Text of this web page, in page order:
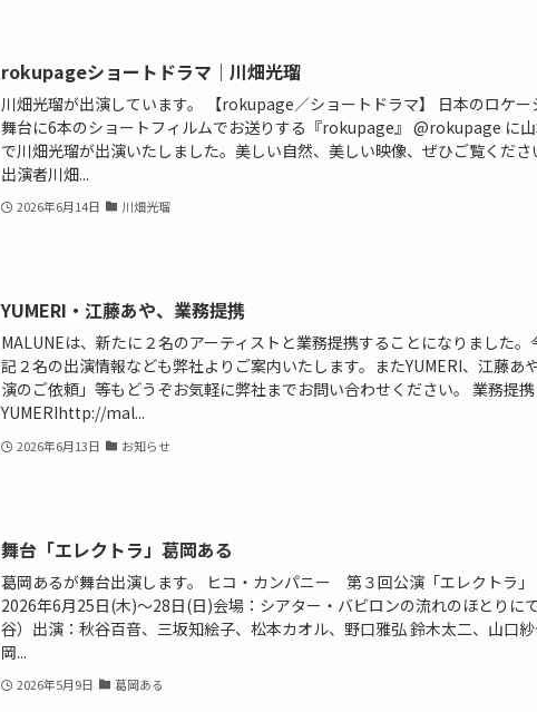
rokupageショートドラマ｜川畑光瑠
川畑光瑠が出演しています。 【rokupage／ショートドラマ】 日本のロケー
舞台に6本のショートフィルムでお送りする『rokupage』 @rokupage に
で川畑光瑠が出演いたしました。美しい自然、美しい映像、ぜひご覧くだ
出演者川畑...
2026年6月14日 川畑光瑠
YUMERI・江藤あや、業務提携
MALUNEは、新たに２名のアーティストと業務提携することになりました。
記２名の出演情報なども弊社よりご案内いたします。またYUMERI、江藤あ
演のご依頼」等もどうぞお気軽に弊社までお問い合わせください。 業務提携
YUMERIhttp://mal...
2026年6月13日 お知らせ
舞台「エレクトラ」葛岡ある
葛岡あるが舞台出演します。 ヒコ・カンパニー 第３回公演「エレクトラ」
2026年6月25日(木)〜28日(日)会場：シアター・バビロンの流れのほとりに
谷）出演：秋谷百音、三坂知絵子、松本カオル、野口雅弘 鈴木太二、山口
岡...
2026年5月9日 葛岡ある